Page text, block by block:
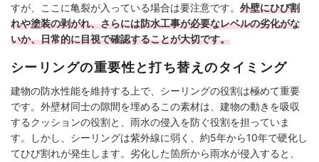
すが、ここに亀裂が入っている場合は要注意です。 外壁にひび割
れや塗装の剥がれ、さらには防水工事が必要なレベルの劣化がな
いか、日常的に目視で確認することが大切です。
シーリングの重要性と打ち替えのタイミング
建物の防水性能を維持する上で、シーリングの役割は極めて重要
です。外壁材同士の隙間を埋めるこの素材は、建物の動きを吸収
するクッションの役割と、雨水の侵入を防ぐ役割を担っていま
す。しかし、シーリングは紫外線に弱く、約5年から10年で硬化し
てひび割れが発生します。劣化した箇所から雨水が侵入すると、